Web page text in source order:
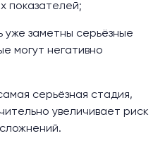
показателей;
уже заметны серьёзные
могут негативно
серьёзная стадия,
увеличивает риск